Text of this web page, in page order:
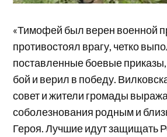
«Тимофей был верен военной
противостоял врагу, четко
поставленные боевые
бой и верил в победу.
совет и жители громады
соболезнования родным и
Героя. Лучшие идут защищать